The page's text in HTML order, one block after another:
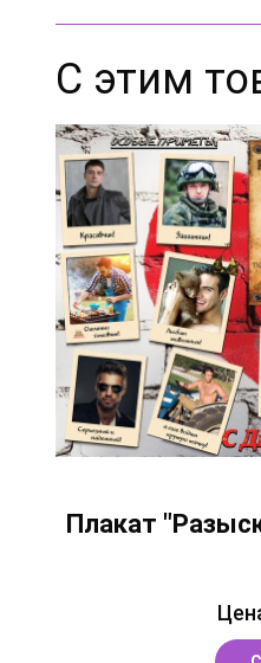
С этим
Плакат